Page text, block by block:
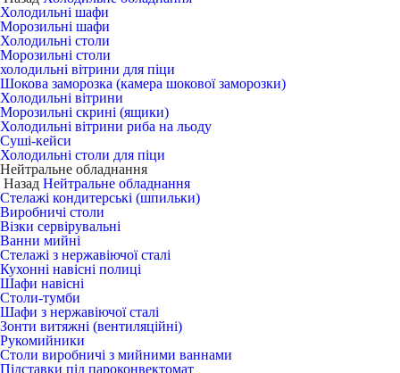
Холодильні шафи
Морозильні шафи
Холодильні столи
Морозильні столи
холодильні вітрини для піци
Шокова заморозка (камера шокової заморозки)
Холодильні вітрини
Морозильні скрині (ящики)
Холодильні вітрини риба на льоду
Суші-кейси
Холодильні столи для піци
Нейтральне обладнання
Назад Нейтральне обладнання
Стелажі кондитерські (шпильки)
Виробничі столи
Візки сервірувальні
Ванни мийні
Стелажі з нержавіючої сталі
Кухонні навісні полиці
Шафи навісні
Столи-тумби
Шафи з нержавіючої сталі
Зонти витяжні (вентиляційні)
Рукомийники
Столи виробничі з мийними ваннами
Підставки під пароконвектомат